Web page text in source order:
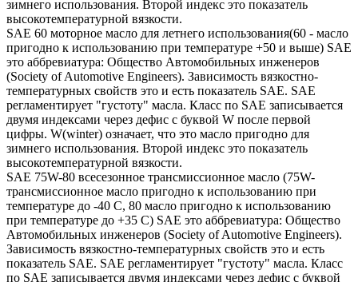
зимнего использования. Второй индекс это показатель
высокотемпературной вязкости.
SAE 60 моторное масло для летнего использования(60 - масло
пригодно к использованию при температуре +50 и выше) SAE
это аббревиатура: Общество Автомобильных инженеров
(Society of Automotive Engineers). Зависимость вязкостно-
температурных свойств это и есть показатель SAE. SAE
регламентирует "густоту" масла. Класс по SAE записывается
двумя индексами через дефис с буквой W после первой
цифры. W(winter) означает, что это масло пригодно для
зимнего использования. Второй индекс это показатель
высокотемпературной вязкости.
SAE 75W-80 всесезонное трансмиссионное масло (75W-
трансмиссионное масло пригодно к использованию при
температуре до -40 С, 80 масло пригодно к использованию
при температуре до +35 С) SAE это аббревиатура: Общество
Автомобильных инженеров (Society of Automotive Engineers).
Зависимость вязкостно-температурных свойств это и есть
показатель SAE. SAE регламентирует "густоту" масла. Класс
по SAE записывается двумя индексами через дефис с буквой